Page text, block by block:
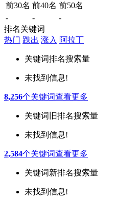
前30名 前40名 前50名
-
-
-
排名关键词
热门 跌出 涨入 阿拉丁
关键词排名搜索量
未找到信息!
8,256个关键词查看更多
关键词 旧排名搜索量
未找到信息!
2,584个关键词查看更多
关键词新排名搜索量
未找到信息!